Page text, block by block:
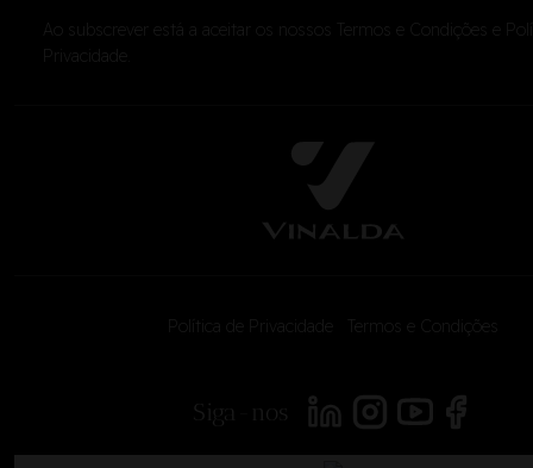
Ao subscrever está a aceitar os nossos Termos e Condições e
Privacidade
Política de Privacidade Termos e Condições
Siga-nos